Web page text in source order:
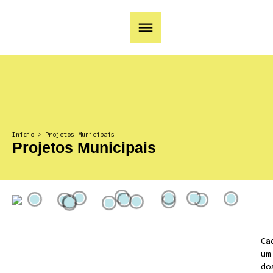
Início > Projetos Municipais
Projetos Municipais
um